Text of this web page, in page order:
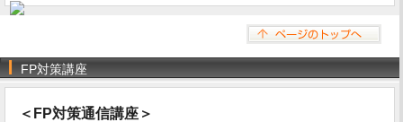
FP対策講座
＜FP対策通信講座＞